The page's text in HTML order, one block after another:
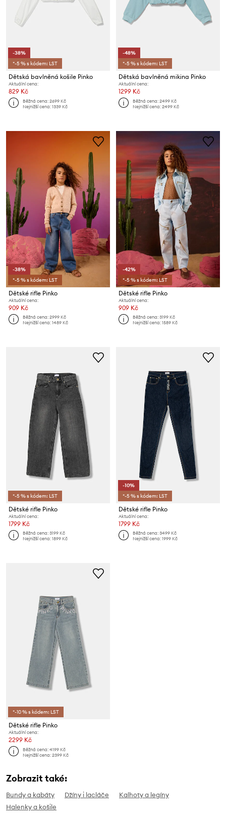
-38%
*-5 % s kódem: LST
Dětská bavlněná košile Pinko
Aktuální cena:
829 Kč
Běžná cena:2699 Kč
Nejnižší cena:1339 Kč
-48%
*-5 % s kódem: LST
Dětská bavlněná mikina Pinko
Aktuální cena:
1299 Kč
Běžná cena:2499 Kč
Nejnižší cena:2499 Kč
-38%
*-5 % s kódem: LST
Dětské rifle Pinko
Aktuální cena:
909 Kč
Běžná cena:2999 Kč
Nejnižší cena:1489 Kč
-42%
*-5 % s kódem: LST
Dětské rifle Pinko
Aktuální cena:
909 Kč
Běžná cena:3199 Kč
Nejnižší cena:1589 Kč
*-5 % s kódem: LST
Dětské rifle Pinko
Aktuální cena:
1799 Kč
Běžná cena:3199 Kč
Nejnižší cena:1899 Kč
-10%
*-5 % s kódem: LST
Dětské rifle Pinko
Aktuální cena:
1799 Kč
Běžná cena:3499 Kč
Nejnižší cena:1999 Kč
*-10 % s kódem: LST
Dětské rifle Pinko
Aktuální cena:
2299 Kč
Běžná cena:4199 Kč
Nejnižší cena:2399 Kč
Zobrazit také:
Bundy a kabáty Džíny i lacláče
Kalhoty a legíny
Halenky a košile